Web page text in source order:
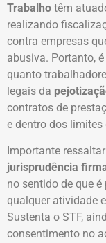
Trabalho têm
realizando
contra empresas
abusiva. Portanto,
quanto
legais da
contratos de
e dentro dos limites
Importante
jurisprudência
no sentido de que
qualquer atividade
Sustenta o STF,
consentimento no